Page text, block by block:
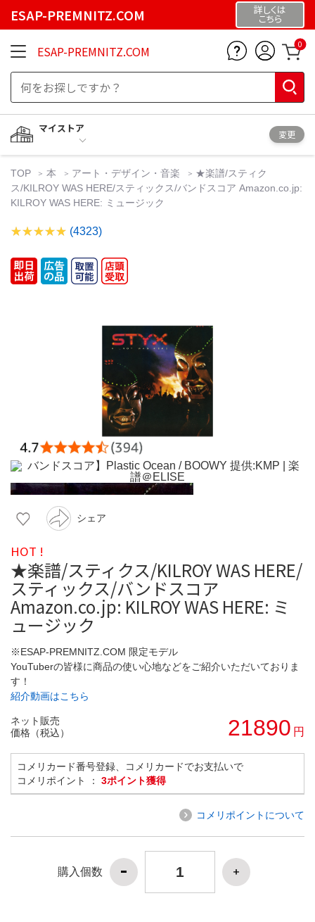
ESAP-PREMNITZ.COM 詳しくは
こちら
ESAP-PREMNITZ.COM 0
マイストア
変更
TOP 本 アート・デザイン・音楽
★楽譜/スティク
ス/KILROY WAS HERE/スティックス/バンドスコア Amazon.co.jp:
KILROY WAS HERE: ミュージック
(4323)
シェア
HOT !
★楽譜/スティクス/KILROY WAS HERE/
スティックス/バンドスコア
Amazon.co.jp: KILROY WAS HERE: ミ
ュージック
※ESAP-PREMNITZ.COM 限定モデル
YouTuberの皆様に商品の使い心地などをご紹介いただいておりま
す！
紹介動画はこちら
ネット販売
価格（税込）
21890 円
コメリカード番号登録、コメリカードでお支払いで
コメリポイント ： 3ポイント獲得
コメリポイントについて
購入個数